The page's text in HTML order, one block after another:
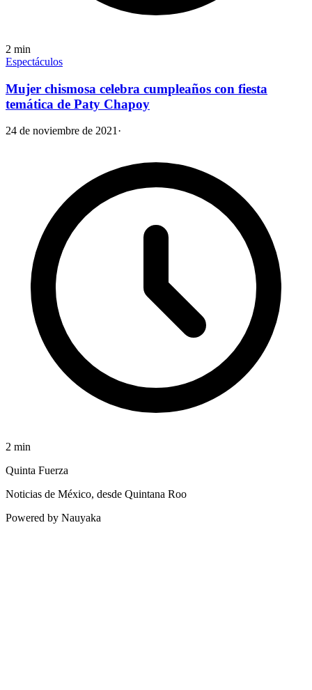
2 min
Espectáculos
Mujer chismosa celebra cumpleaños con fiesta
temática de Paty Chapoy
24 de noviembre de 2021·
2 min
Quinta Fuerza
Noticias de México, desde Quintana Roo
Powered by Nauyaka